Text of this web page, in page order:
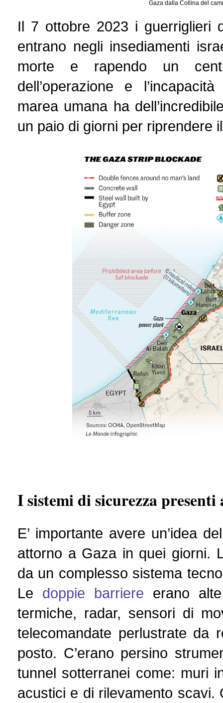
Gaza dalla Collina del
Il 7 ottobre 2023 i guerriglieri
entrano negli insediamenti
morte e rapendo un
dell’operazione e
marea umana ha
un paio di giorni per riprendere
I sistemi di sicurezza presenti
E’ importante avere un’idea
attorno a Gaza in quei giorni.
da un complesso sistema
Le doppie barriere erano
termiche, radar, sensori di
telecomandate perlustrate da
posto. C’erano persino
tunnel sotterranei come: muri
acustici e di rilevamento scavi.